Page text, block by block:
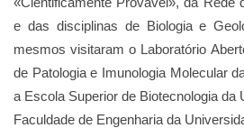
e das disciplinas de Biologia e
mesmos visitaram o Laboratório
de Patologia e Imunologia Molecular
a Escola Superior de Biotecnologia da
Faculdade de Engenharia da